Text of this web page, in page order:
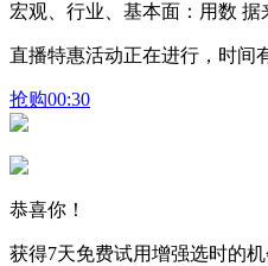
宏观、行业、基本面：用数 据
直播特惠活动正在进行，时间
抢购00:30
恭喜你！
获得7天免费试用增强选时的机